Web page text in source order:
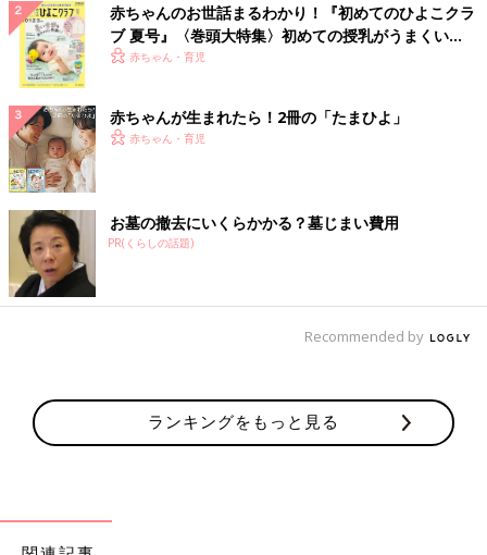
赤ちゃんのお世話まるわかり！『初めてのひよこクラ
ブ 夏号』〈巻頭大特集〉初めての授乳がうまくい
く！ おっぱい・ミルクの基本と夏のトラブル 解決テ
赤ちゃん・育児
赤ちゃんが生まれたら！2冊の「たまひよ」
赤ちゃん・育児
お墓の撤去にいくらかかる？墓じまい費用
PR(くらしの話題)
Recommended by
ランキングをもっと見る